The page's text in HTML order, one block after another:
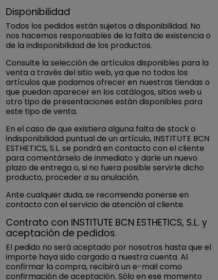
Disponibilidad
Todos los pedidos están sujetos a disponibilidad. No
nos hacemos responsables de la falta de existencia o
de la indisponibilidad de los productos.
Consulte la selección de artículos disponibles para la
venta a través del sitio web, ya que no todos los
artículos que podamos ofrecer en nuestras tiendas o
que puedan aparecer en los catálogos, sitios web u
otro tipo de presentaciones están disponibles para
este tipo de venta.
En el caso de que existiera alguna falta de stock o
indisponibilidad puntual de un artículo, INSTITUTE BCN
ESTHETICS, S.L. se pondrá en contacto con el cliente
para comentárselo de inmediato y darle un nuevo
plazo de entrega o, si no fuera posible servirle dicho
producto, proceder a su anulación.
Ante cualquier duda, se recomienda ponerse en
contacto con el servicio de atención al cliente.
Contrato con INSTITUTE BCN ESTHETICS, S.L. y
aceptación de pedidos.
El pedido no será aceptado por nosotros hasta que el
importe haya sido cargado a nuestra cuenta. Al
confirmar la compra, recibirá un e-mail como
confirmación de aceptación. Sólo en ese momento